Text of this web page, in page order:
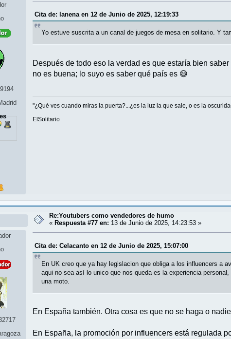
Cita de: lanena en 12 de Junio de 2025, 12:19:33
Yo estuve suscrita a un canal de juegos de mesa en solitario. Y
Después de todo eso la verdad es que estaría bien
no es buena; lo suyo es saber qué país es 😅
"¿Qué ves cuando miras la puerta?...¿es la luz la que sale, o es la
ElSolitario
Re:Youtubers como vendedores de humo
« Respuesta #77 en: 13 de Junio de 2025, 14:23:53 »
Cita de: Celacanto en 12 de Junio de 2025, 15:07:00
En UK creo que ya hay legislacion que obliga a los influencers a
aqui no sea así lo unico que nos queda es la experiencia
una moto.
En España también. Otra cosa es que no se haga o
En España, la promoción por influencers está regulada